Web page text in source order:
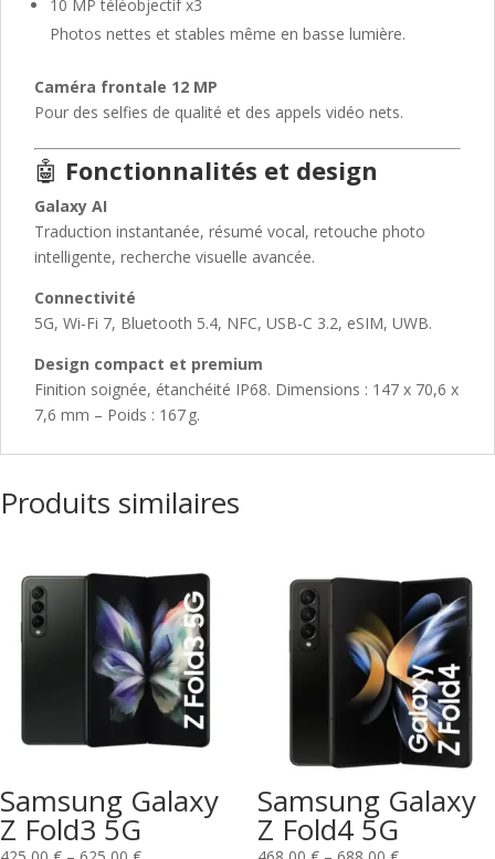
10 MP téléobjectif x3
Photos nettes et stables même en basse lumière.
Caméra frontale 12 MP
Pour des selfies de qualité et des appels vidéo nets.
🤖 Fonctionnalités et design
Galaxy AI
Traduction instantanée, résumé vocal, retouche photo
intelligente, recherche visuelle avancée.
Connectivité
5G, Wi-Fi 7, Bluetooth 5.4, NFC, USB-C 3.2, eSIM, UWB.
Design compact et premium
Finition soignée, étanchéité IP68. Dimensions : 147 x 70,6 x
7,6 mm – Poids : 167 g.
Produits similaires
Samsung Galaxy
Z Fold3 5G
Samsung Galaxy
Z Fold4 5G